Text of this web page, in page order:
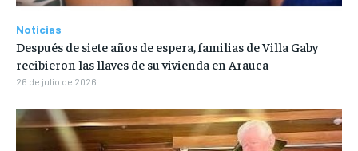
Noticias
Después de siete años de espera, familias de Villa Gaby
recibieron las llaves de su vivienda en Arauca
26 de julio de 2026